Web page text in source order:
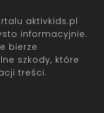
aktivkids.pl
informacyjnie.
bierze
szkody, które
treści.